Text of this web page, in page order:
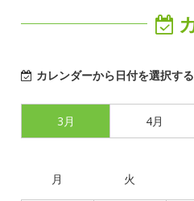
カレンダーから日付を選択する
3月 4月
月 火